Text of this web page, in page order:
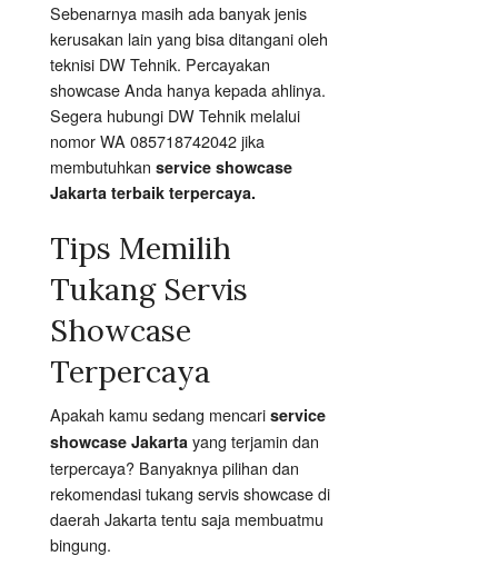
Sebenarnya masih ada banyak jenis
kerusakan lain yang bisa ditangani oleh
teknisi DW Tehnik. Percayakan
showcase Anda hanya kepada ahlinya.
Segera hubungi DW Tehnik melalui
nomor WA 085718742042 jika
membutuhkan service showcase
Jakarta terbaik terpercaya.
Tips Memilih
Tukang Servis
Showcase
Terpercaya
Apakah kamu sedang mencari service
showcase Jakarta yang terjamin dan
terpercaya? Banyaknya pilihan dan
rekomendasi tukang servis showcase di
daerah Jakarta tentu saja membuatmu
bingung.